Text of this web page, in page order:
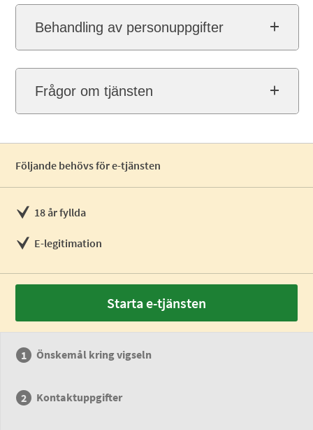
Behandling av personuppgifter
Frågor om tjänsten
Följande behövs för e-tjänsten
18 år fyllda
E-legitimation
Starta e-tjänsten
Önskemål kring vigseln
Kontaktuppgifter